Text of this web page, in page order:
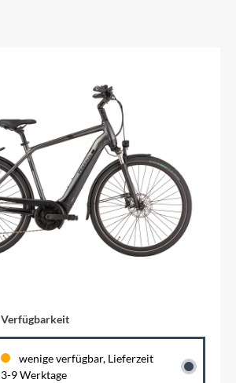
Verfügbarkeit
wenige verfügbar, Lieferzeit
3-9 Werktage